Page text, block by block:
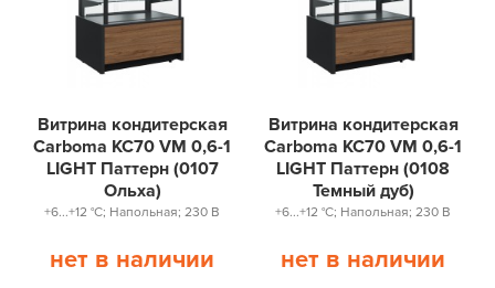
Витрина кондитерская
Carboma KC70 VM 0,6-1
LIGHT Паттерн (0107
Ольха)
+6...+12 °С; Напольная; 230 В
нет в наличии
Витрина кондитерская
Carboma KC70 VM 0,6-1
LIGHT Паттерн (0108
Темный дуб)
+6...+12 °С; Напольная; 230 В
нет в наличии